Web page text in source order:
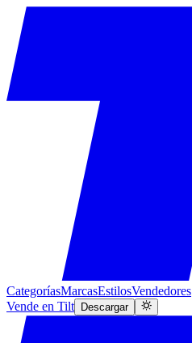
CategoríasMarcasEstilosVendedores
Vende en Tilt
Descargar